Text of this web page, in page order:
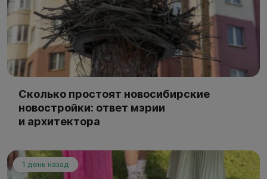
Сколько простоят новосибирские
новостройки: ответ мэрии
и архитектора
1 день назад